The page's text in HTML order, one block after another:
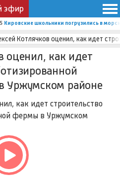
эфир
Кировские школьники погрузились в
Котлячков оценил, как идет
оценил, как идет
Уржумском районе